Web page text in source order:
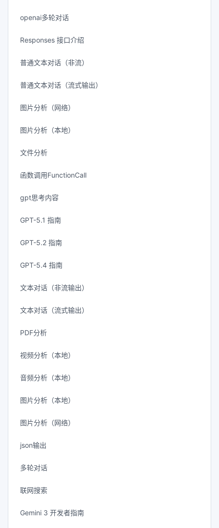
openai多轮对话
Responses 接口介绍
普通文本对话（非流）
普通文本对话（流式输出）
图片分析（网络）
图片分析（本地）
文件分析
函数调用FunctionCall
gpt思考内容
GPT-5.1 指南
GPT-5.2 指南
GPT-5.4 指南
文本对话（非流输出）
文本对话（流式输出）
PDF分析
视频分析（本地）
音频分析（本地）
图片分析（本地）
图片分析（网络）
json输出
多轮对话
联网搜索
Gemini 3 开发者指南